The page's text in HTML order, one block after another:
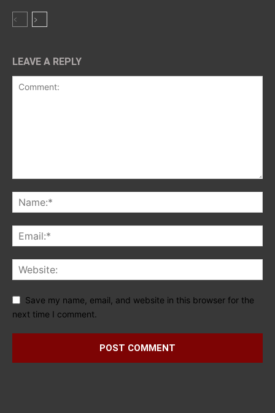
LEAVE A REPLY
Save my name, email, and website in this browser for the
next time I comment.